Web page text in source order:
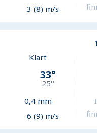
3 (8) m/s
Klart
33°
25°
0,4mm
6 (9) m/s